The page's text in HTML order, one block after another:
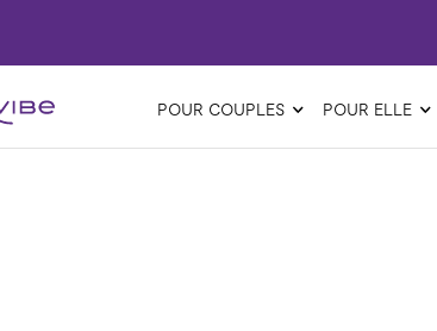
POUR COUPLES POUR ELLE